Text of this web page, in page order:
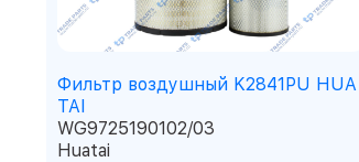
Фильтр воздушный K2841PU HUA
TAI
WG9725190102/03
Huatai